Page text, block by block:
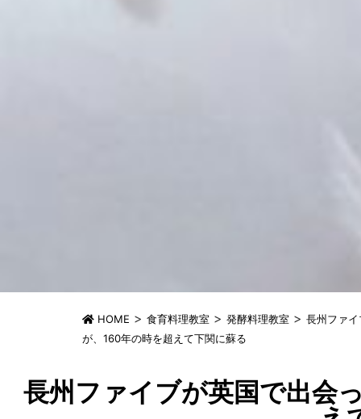
HOME > 食育料理教室 > 発酵料理教室 > 長州ファ
が、160年の時を超えて下関に蘇る
長州ファイブが英国で出会